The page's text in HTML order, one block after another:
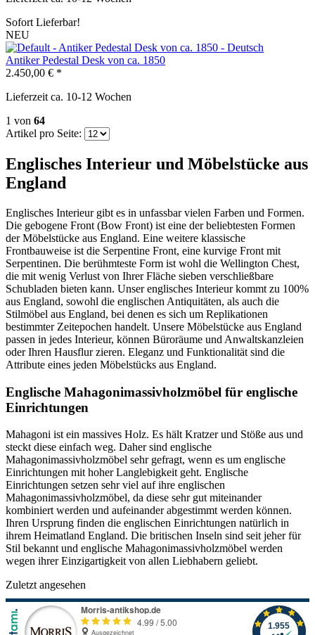
Sofort Lieferbar!
NEU
Antiker Pedestal Desk von ca. 1850
2.450,00 € *
Lieferzeit ca. 10-12 Wochen
1 von 64
Artikel pro Seite:
Englisches Interieur und Möbelstücke aus
England
Englisches Interieur gibt es in unfassbar vielen Farben und Formen.
Die gebogene Front (Bow Front) ist eine der beliebtesten Formen
der Möbelstücke aus England. Eine weitere klassische
Frontbauweise ist die Serpentine Front, eine kurvige Front mit
Serpentinen. Die berühmteste Form ist wohl die Wellington Chest,
die mit wenig Verlust von Ihrer Fläche sieben verschließbare
Schubladen bieten kann. Unser englisches Interieur kommt zu 100%
aus England, sowohl die englischen Antiquitäten, als auch die
Stilmöbel aus England, bei denen es sich um Replikationen
bestimmter Zeitepochen handelt. Unsere Möbelstücke aus England
passen in jedes Interieur, können Büroräume und Anwaltskanzleien
oder Ihren Hausflur zieren. Eleganz und Funktionalität sind die
Attribute eines jeden Möbelstücks aus England.
Englische Mahagonimassivholzmöbel für englische
Einrichtungen
Mahagoni ist ein massives Holz. Es hält Kratzer und Stöße aus und
steckt diese einfach weg. Daher sind englische
Mahagonimassivholzmöbel sehr gefragt, wenn es um englische
Einrichtungen mit hoher Langlebigkeit geht. Englische
Einrichtungen setzen sehr viel auf ihre englischen
Mahagonimassivholzmöbel, da diese sehr gut miteinander
kombiniert werden und aufeinander abgestimmt werden können.
Ihren Ursprung finden die englischen Einrichtungen natürlich in
ihrem Heimatland England. Die britischen Inseln sind seit jeher für
Stil bekannt und englische Mahagonimassivholzmöbel werden
wegen ihrer Einzigartigkeit von allen Liebhabern geliebt.
Zuletzt angesehen